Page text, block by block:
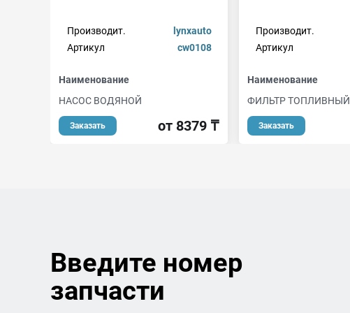
Производит.
lynxauto
Артикул
cw0108
Наименование
НАСОС ВОДЯНОЙ
Заказать от 8379 ₸
Производит.
Артикул
Наименование
ФИЛЬТР ТОПЛИВНЫЙ
Заказать
Введите номер
запчасти